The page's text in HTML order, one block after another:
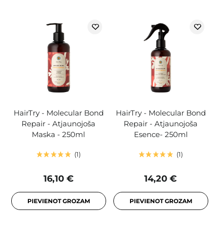
HairTry - Molecular Bond
Repair - Atjaunojoša
Maska - 250ml
1
16,10 €
PIEVIENOT GROZAM
HairTry - Molecular Bond
Repair - Atjaunojoša
Esence- 250ml
1
14,20 €
PIEVIENOT GROZAM